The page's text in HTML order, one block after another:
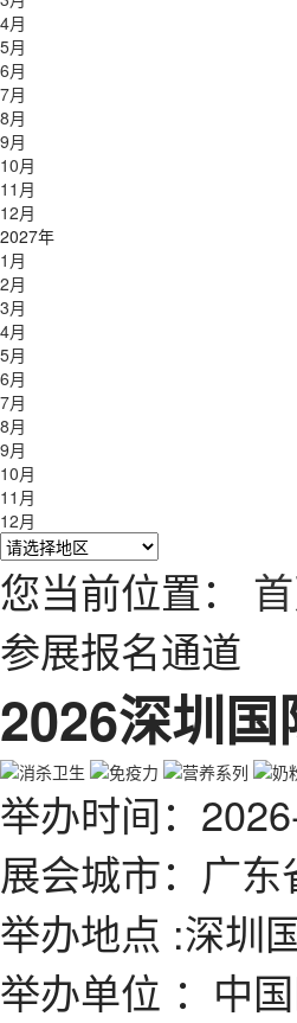
4月
5月
6月
7月
8月
9月
10月
11月
12月
2027年
1月
2月
3月
4月
5月
6月
7月
8月
9月
10月
11月
12月
您当前位置：
参展报名通道
2026深圳
举办时间：
展会城市：广
举办地点 :深圳
举办单位 ：中